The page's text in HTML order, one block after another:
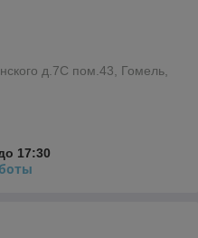
д.7С пом.43, Гомель,
17:30